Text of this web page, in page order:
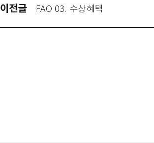
이전글 FAQ 03. 수상혜택